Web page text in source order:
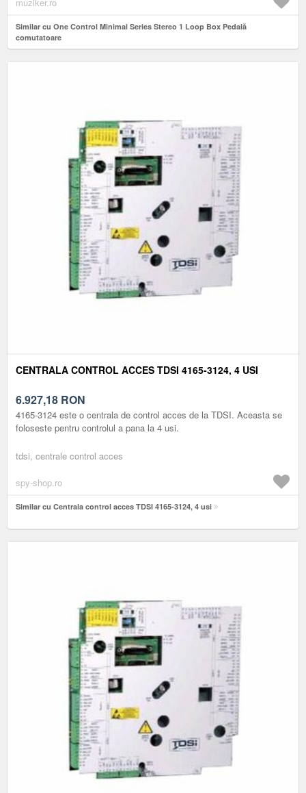
Similar cu One Control Minimal Series Stereo 1 Loop Box Pedală
comutatoare
CENTRALA CONTROL ACCES TDSI 4165-3124, 4 USI
6.927,18 RON
4165-3124 este o centrala de control acces de la TDSI. Aceasta se
foloseste pentru controlul a pana la 4 usi.
tdsi, centrale control acces
spy-shop.ro
Similar cu Centrala control acces TDSI 4165-3124, 4 usi